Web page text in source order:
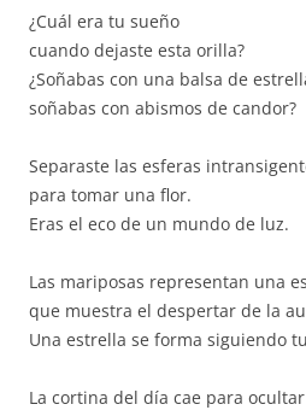
¿Cuál era tu sueño
cuando dejaste esta orilla?
¿Soñabas con una balsa de
soñabas con abismos de candor?
Separaste las esferas
para tomar una flor.
Eras el eco de un mundo de luz.
Las mariposas representan una
que muestra el despertar de la
Una estrella se forma siguiendo
La cortina del día cae para